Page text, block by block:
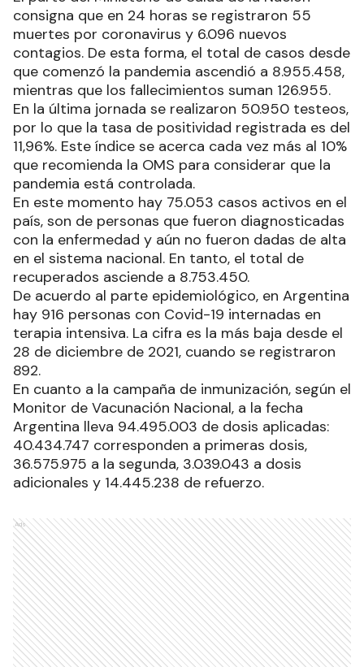
El parte del Ministerio de Salud de la Nación
consigna que en 24 horas se registraron 55
muertes por coronavirus y 6.096 nuevos
contagios. De esta forma, el total de casos desde
que comenzó la pandemia ascendió a 8.955.458,
mientras que los fallecimientos suman 126.955.
En la última jornada se realizaron 50.950 testeos,
por lo que la tasa de positividad registrada es del
11,96%. Este índice se acerca cada vez más al 10%
que recomienda la OMS para considerar que la
pandemia está controlada.
En este momento hay 75.053 casos activos en el
país, son de personas que fueron diagnosticadas
con la enfermedad y aún no fueron dadas de alta
en el sistema nacional. En tanto, el total de
recuperados asciende a 8.753.450.
De acuerdo al parte epidemiológico, en Argentina
hay 916 personas con Covid-19 internadas en
terapia intensiva. La cifra es la más baja desde el
28 de diciembre de 2021, cuando se registraron
892.
En cuanto a la campaña de inmunización, según el
Monitor de Vacunación Nacional, a la fecha
Argentina lleva 94.495.003 de dosis aplicadas:
40.434.747 corresponden a primeras dosis,
adicionales y 14.445.238 de refuerzo.
Ads